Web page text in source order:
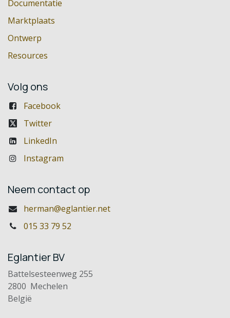
Documentatie
Marktplaats
Ontwerp
Resources
Volg ons
Facebook
Twitter
LinkedIn
Instagram
Neem contact op
herman@eglantier.net
015 33 79 52
Eglantier BV
Battelsesteenweg 255
2800 Mechelen
België